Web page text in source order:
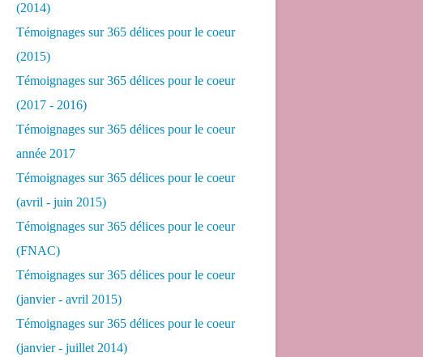
(2014)
Témoignages sur 365 délices pour le coeur
(2015)
Témoignages sur 365 délices pour le coeur
(2017 - 2016)
Témoignages sur 365 délices pour le coeur
année 2017
Témoignages sur 365 délices pour le coeur
(avril - juin 2015)
Témoignages sur 365 délices pour le coeur
(FNAC)
Témoignages sur 365 délices pour le coeur
(janvier - avril 2015)
Témoignages sur 365 délices pour le coeur
(janvier - juillet 2014)